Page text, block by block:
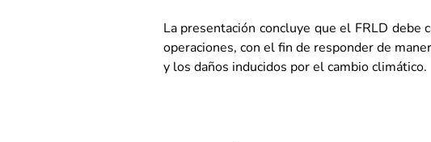
La presentación concluye que el FRLD debe
operaciones, con el fin de responder de
y los daños inducidos por el cambio climático.